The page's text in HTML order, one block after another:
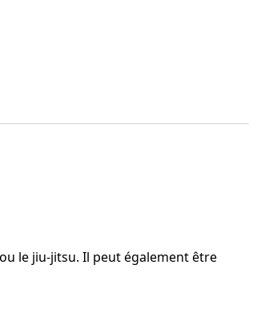
le jiu-jitsu. Il peut également être